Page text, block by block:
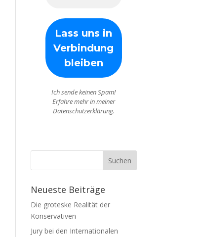
Ich sende keinen Spam!
Erfahre mehr in meiner
Datenschutzerklärung.
Neueste Beiträge
Die groteske Realität der
Konservativen
Jury bei den Internationalen